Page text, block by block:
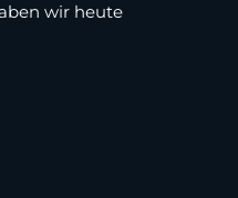
wir heute